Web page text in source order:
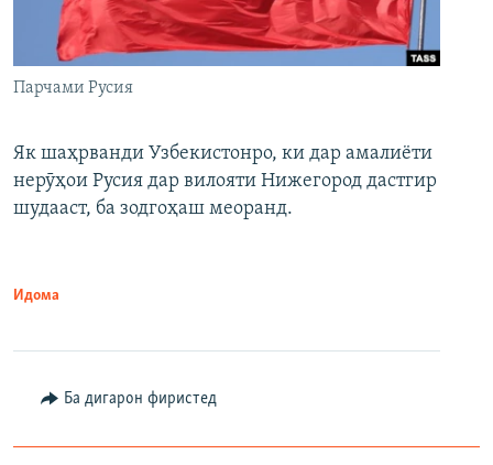
Парчами Русия
Як шаҳрванди Узбекистонро, ки дар амалиёти
нерӯҳои Русия дар вилояти Нижегород дастгир
шудааст, ба зодгоҳаш меоранд.
Идома
Ба дигарон фиристед